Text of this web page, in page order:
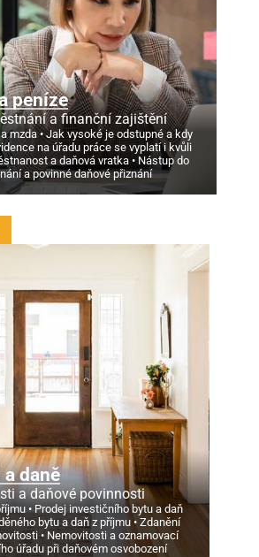
peníze
a finanční zajištění
mzda
Jak vysoké je odstupné a kdy
na úřadu práce se vyplatí i kvůli
a daňová vratka
Nástup do
a povinné daňové přiznání
daně
a daňové povinnosti
Prodej investičního bytu a daň
bytu a daň z příjmu
Zdanění
Nemovitosti a oznamovací
úřadu při daňovém osvobození